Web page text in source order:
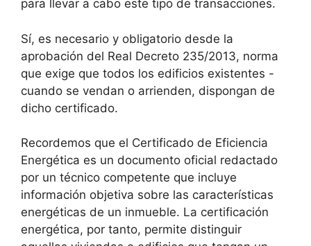
para llevar a cabo este tipo de transacciones.
Sí, es necesario y obligatorio desde la
aprobación del Real Decreto 235/2013, norma
que exige que todos los edificios existentes -
cuando se vendan o arrienden, dispongan de
dicho certificado.
Recordemos que el Certificado de Eficiencia
Energética es un documento oficial redactado
por un técnico competente que incluye
información objetiva sobre las características
energéticas de un inmueble. La certificación
energética, por tanto, permite distinguir